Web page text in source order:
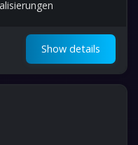
Show details